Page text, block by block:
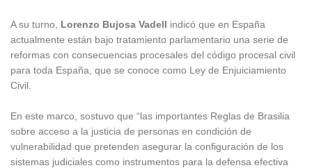
A su turno, Lorenzo Bujosa Vadell indicó que en España
actualmente están bajo tratamiento parlamentario una serie de
reformas con consecuencias procesales del código procesal civil
para toda España, que se conoce como Ley de Enjuiciamiento
Civil.
En este marco, sostuvo que “las importantes Reglas de Brasilia
sobre acceso a la justicia de personas en condición de
vulnerabilidad que pretenden asegurar la configuración de los
sistemas judiciales como instrumentos para la defensa efectiva